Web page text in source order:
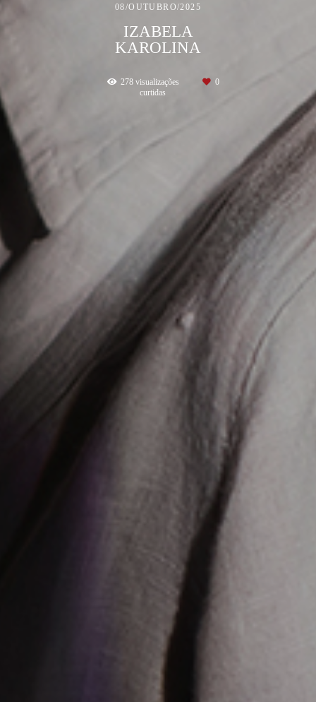
08/OUTUBRO/2025
IZABELA
KAROLINA
278 visualizações
0
curtidas